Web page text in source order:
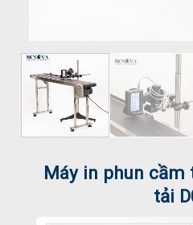
Máy in phun cầm
tải